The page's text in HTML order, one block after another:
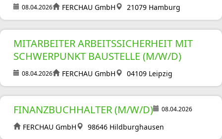
08.04.2026 FERCHAU GmbH 21079 Hamburg
MITARBEITER ARBEITSSICHERHEIT MIT
SCHWERPUNKT BAUSTELLE (M/W/D)
08.04.2026 FERCHAU GmbH 04109 Leipzig
FINANZBUCHHALTER (M/W/D) 08.04.2026
FERCHAU GmbH 98646 Hildburghausen